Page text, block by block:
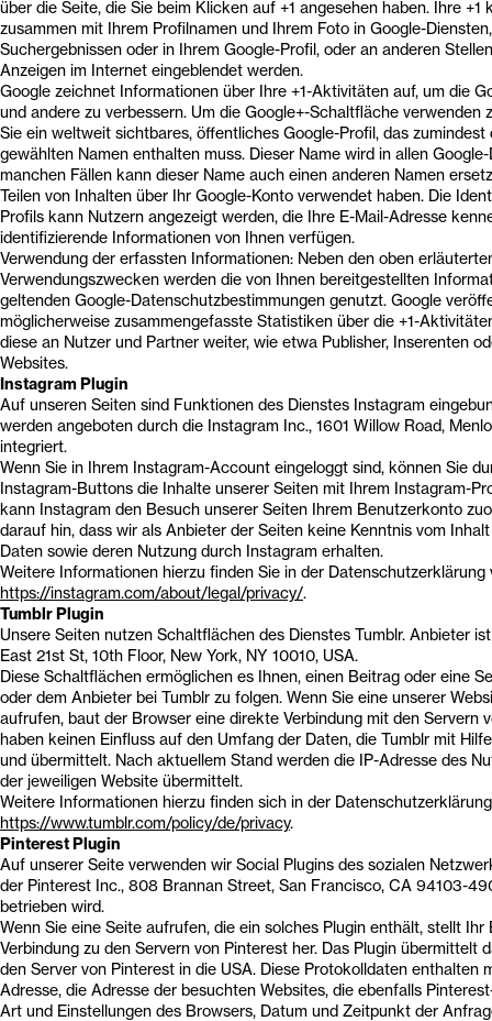
über die Seite, die Sie beim Klicken auf +1 angesehen haben. Ihre +1
zusammen mit Ihrem Profilnamen und Ihrem Foto in Google-
Suchergebnissen oder in Ihrem Google-Profil, oder an anderen
Anzeigen im Internet eingeblendet werden.
Google zeichnet Informationen über Ihre +1-Aktivitäten auf, um die
und andere zu verbessern. Um die Google+-Schaltfläche verwenden
Sie ein weltweit sichtbares, öffentliches Google-Profil, das zumindest
gewählten Namen enthalten muss. Dieser Name wird in allen
manchen Fällen kann dieser Name auch einen anderen Namen
Teilen von Inhalten über Ihr Google-Konto verwendet haben. Die
Profils kann Nutzern angezeigt werden, die Ihre E-Mail-Adresse
identifizierende Informationen von Ihnen verfügen.
Verwendung der erfassten Informationen: Neben den oben
Verwendungszwecken werden die von Ihnen bereitgestellten
geltenden Google-Datenschutzbestimmungen genutzt. Google
möglicherweise zusammengefasste Statistiken über die +1-
diese an Nutzer und Partner weiter, wie etwa Publisher, Inserenten
Websites.
Instagram Plugin
Auf unseren Seiten sind Funktionen des Dienstes Instagram
werden angeboten durch die Instagram Inc., 1601 Willow Road,
integriert.
Wenn Sie in Ihrem Instagram-Account eingeloggt sind, können Sie
Instagram-Buttons die Inhalte unserer Seiten mit Ihrem Instagram-
kann Instagram den Besuch unserer Seiten Ihrem Benutzerkonto
darauf hin, dass wir als Anbieter der Seiten keine Kenntnis vom
Daten sowie deren Nutzung durch Instagram erhalten.
Weitere Informationen hierzu finden Sie in der Datenschutzerklärung
https://instagram.com/about/legal/privacy/.
Tumblr Plugin
Unsere Seiten nutzen Schaltflächen des Dienstes Tumblr. Anbieter
East 21st St, 10th Floor, New York, NY 10010, USA.
Diese Schaltflächen ermöglichen es Ihnen, einen Beitrag oder eine
oder dem Anbieter bei Tumblr zu folgen. Wenn Sie eine unserer
aufrufen, baut der Browser eine direkte Verbindung mit den Servern
haben keinen Einfluss auf den Umfang der Daten, die Tumblr mit
und übermittelt. Nach aktuellem Stand werden die IP-Adresse des
der jeweiligen Website übermittelt.
Weitere Informationen hierzu finden sich in der
https://www.tumblr.com/policy/de/privacy.
Pinterest Plugin
Auf unserer Seite verwenden wir Social Plugins des sozialen
der Pinterest Inc., 808 Brannan Street, San Francisco, CA 94103-
betrieben wird.
Wenn Sie eine Seite aufrufen, die ein solches Plugin enthält, stellt
Verbindung zu den Servern von Pinterest her. Das Plugin übermittelt
den Server von Pinterest in die USA. Diese Protokolldaten enthalten
Adresse, die Adresse der besuchten Websites, die ebenfalls
Art und Einstellungen des Browsers, Datum und Zeitpunkt der